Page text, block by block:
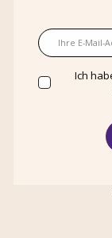
E-Mail
Ich